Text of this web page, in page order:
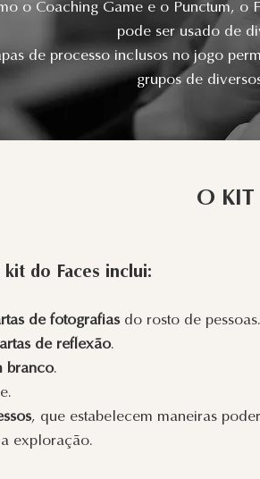
o Coaching Game e o Punctum, o
pode ser usado de
de processo inclusos no jogo
grupos de
O KIT
kit do Faces inclui:
de fotografias do rosto de pessoas.
de reflexão.
branco.
, que estabelecem maneiras
exploração.